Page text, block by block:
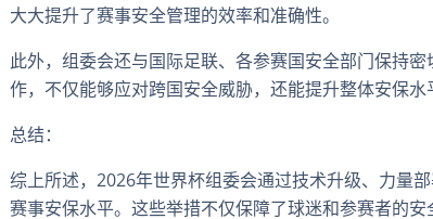
大大提升了赛事安全管理的效率和准确性。
此外，组委会还与国际足联、各参赛国安全部门保持
作，不仅能够应对跨国安全威胁，还能提升整体安保
总结：
综上所述，2026年世界杯组委会通过技术升级、力量
赛事安保水平。这些举措不仅保障了球迷和参赛者的